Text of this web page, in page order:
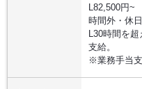
L82,500円~
時間外・休
L30時間を
支給。
※業務手当